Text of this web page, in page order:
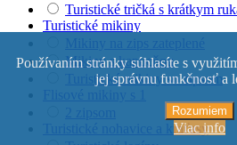
Turistické tričká s krátkym
Turistické mikiny
Mikiny s kapucňou
Turistické mikiny so zipsom
Turistické nohavice a kraťasy
Používaním stránky súhlasíte s
jej správnu funkčnosť a
Rozumiem
Viac info